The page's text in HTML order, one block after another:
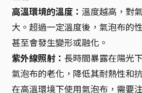
高溫環境的溫度： 溫度越高，對
大。超過一定溫度後，氣泡布的
甚至會發生變形或融化。
紫外線照射： 長時間暴露在陽光
氣泡布的老化，降低其耐熱性和
在高溫環境下使用氣泡布，需要